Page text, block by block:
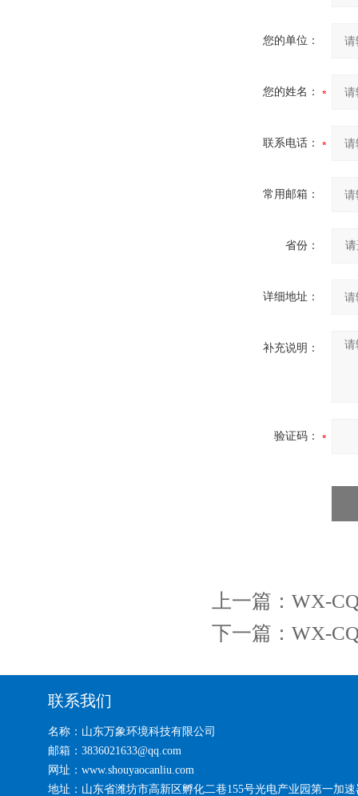
您的单位：
您的姓名：
联系电话：
常用邮箱：
省份：
详细地址：
补充说明：
验证码：
上一篇： WX-
下一篇： WX-
联系我们
名称：山东万象环境科技有限公司
邮箱：3836021633@qq.com
网址：www.shouyaocanliu.com
地址：山东省潍坊市高新区孵化二巷155号光电产业园第一加